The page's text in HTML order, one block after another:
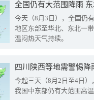
全国仍有大范围降雨
今天（8月3日），全国仍
地区东部至华北、东北一
温闷热天气持续。
今起三天（8月2日至4日
我国中东部仍有大范围高